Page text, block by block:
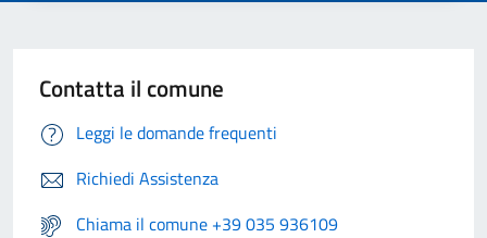
Contatta il comune
Leggi le domande frequenti
Richiedi Assistenza
Chiama il comune +39 035 936109